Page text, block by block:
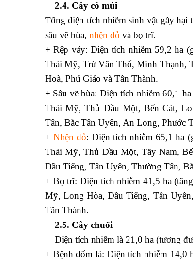
2.4. Cây có múi
Tổng diện tích nhiễm sinh vật gây hại
sâu vẽ bùa, nhện đỏ và bọ trĩ.
+ Rệp vảy: Diện tích nhiễm 59,2 ha
Thái Mỹ, Trừ Văn Thố, Minh Thạnh,
Hoà, Phú Giáo và Tân Thành.
+ Sâu vẽ bùa: Diện tích nhiễm 60,1
Thái Mỹ, Thủ Dầu Một, Bến Cát,
Tân, Bắc Tân Uyên, An Long, Phước
+Nhện đỏ: Diện tích nhiễm 65,1 ha
Thái Mỹ, Thủ Dầu Một, Tây Nam,
Dầu Tiếng, Tân Uyên, Thường Tân,
+ Bọ trĩ: Diện tích nhiễm 41,5 ha
Mỹ, Long Hòa, Dầu Tiếng, Tân
Tân Thành.
2.5. Cây chuối
Diện tích nhiễm là 21,0 ha (tương
+ Bệnh đốm lá: Diện tích nhiễm 14,0